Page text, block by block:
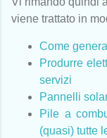
viene trattato in
Come
Produrre
servizi
Pannelli
Pile a
(quasi) tutte